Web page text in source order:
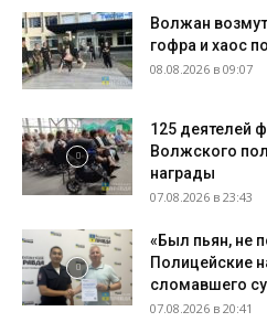
Волжан
гофра и хаос
08.08.2026 в 09:07
125 деятелей
Волжского
награды
07.08.2026 в 23:43
«Был пьян, не
Полицейские
сломавшего
07.08.2026 в 20:41